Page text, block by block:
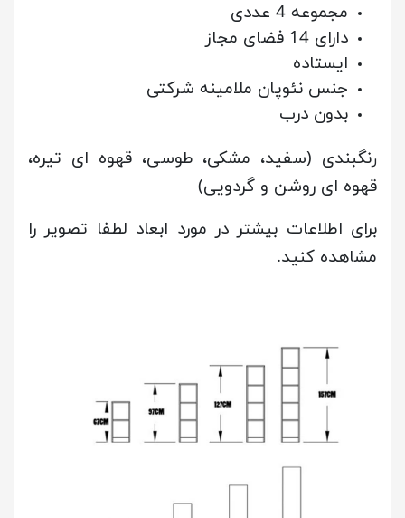
مجموعه 4 عددی
دارای 14 فضای مجاز
ایستاده
جنس نئوپان ملامینه شرکتی
بدون درب
رنگبندی (سفید، مشکی، طوسی، قهوه ای تیره،
قهوه ای روشن و گردویی)
برای اطلاعات بیشتر در مورد ابعاد لطفا تصویر را
مشاهده کنید.